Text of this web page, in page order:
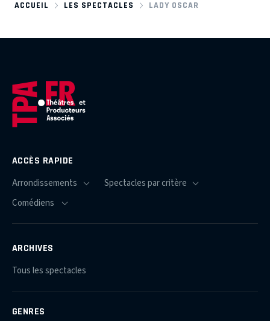
ACCUEIL LES SPECTACLES LADY OSCAR
ACCÈS RAPIDE
ARCHIVES
Tous les spectacles
GENRES